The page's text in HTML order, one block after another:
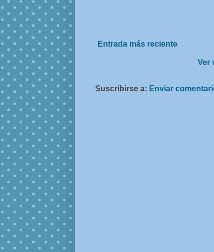
Entrada más reciente
Ver
Suscribirse a: Enviar